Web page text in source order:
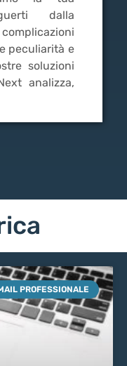
dalla
peculiarità e
soluzioni
analizza,
PROFESSIONALE